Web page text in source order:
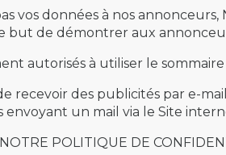
vos données à nos
but de démontrer aux
autorisés à utiliser le
recevoir des publicités par e-
un mail via le Site
POLITIQUE DE